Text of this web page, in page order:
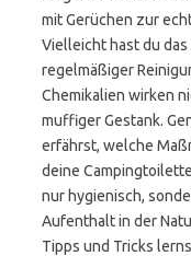
mit Gerüchen zur
Vielleicht hast du
regelmäßiger
Chemikalien wirken
muffiger Gestank.
erfährst, welche
deine
nur hygienisch,
Aufenthalt in der
Tipps und Tricks